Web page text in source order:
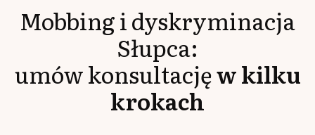
Mobbing i dyskryminacja
Słupca:
umów konsultacjęw kilku
krokach